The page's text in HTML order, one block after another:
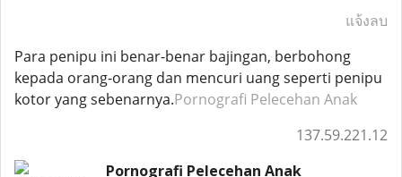
แจ้งลบ
Para penipu ini benar-benar bajingan, berbohong
kepada orang-orang dan mencuri uang seperti penipu
kotor yang sebenarnya.Pornografi Pelecehan Anak
137.59.221.12
Pornografi Pelecehan Anak